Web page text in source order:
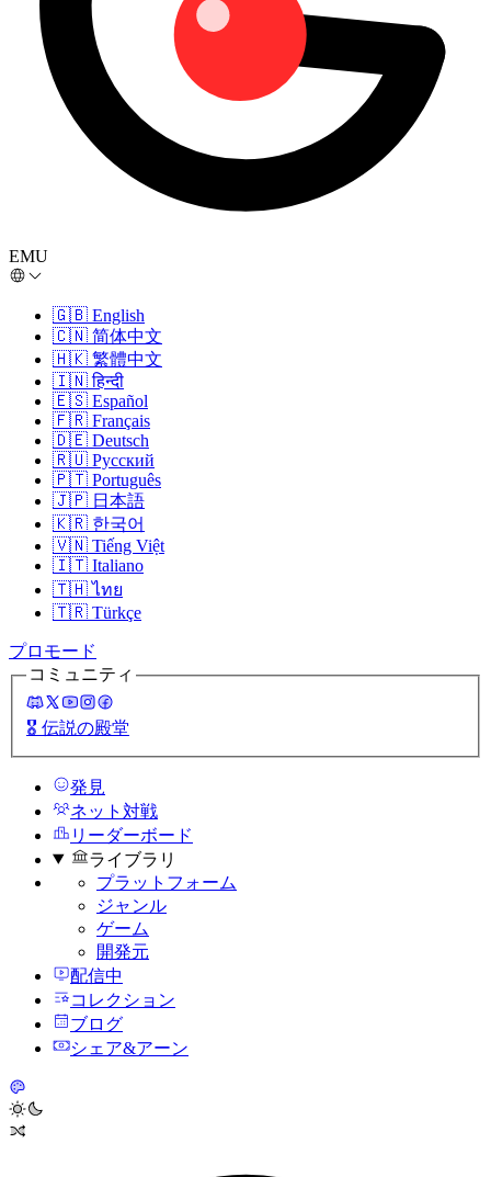
EMU
🇬🇧 English
🇨🇳 简体中文
🇭🇰 繁體中文
🇮🇳 हिन्दी
🇪🇸 Español
🇫🇷 Français
🇩🇪 Deutsch
🇷🇺 Русский
🇵🇹 Português
🇯🇵 日本語
🇰🇷 한국어
🇻🇳 Tiếng Việt
🇮🇹 Italiano
🇹🇭 ไทย
🇹🇷 Türkçe
プロモード
コミュニティ
🎖️ 伝説の殿堂
発見
ネット対戦
リーダーボード
ライブラリ
プラットフォーム
ジャンル
ゲーム
開発元
配信中
コレクション
ブログ
シェア&アーン